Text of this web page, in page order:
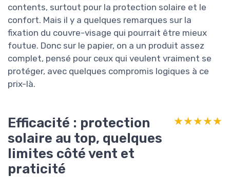
contents, surtout pour la protection solaire et le
confort. Mais il y a quelques remarques sur la
fixation du couvre-visage qui pourrait être mieux
foutue. Donc sur le papier, on a un produit assez
complet, pensé pour ceux qui veulent vraiment se
protéger, avec quelques compromis logiques à ce
prix-là.
Efficacité : protection
solaire au top, quelques
limites côté vent et
praticité
★★★★★
★★★★★